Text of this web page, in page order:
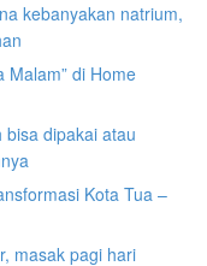
kebanyakan natrium,
Malam” di Home
dipakai atau
Kota Tua –
masak pagi hari